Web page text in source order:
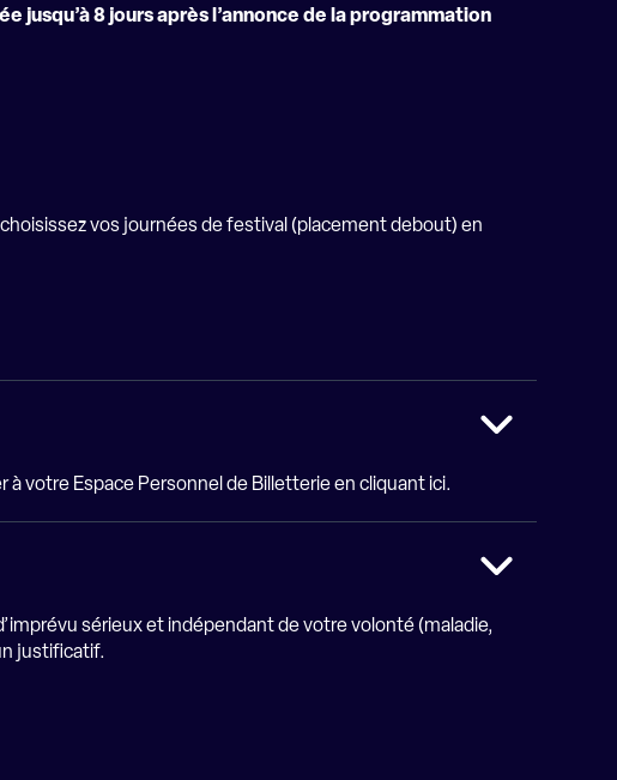
8 jours après l’annonce de la programmation
choisissez vos journées de festival (placement debout)en
à votre Espace Personnel de Billetterieen cliquant ici.
sérieux et indépendant de votre volonté (maladie,
justificatif.